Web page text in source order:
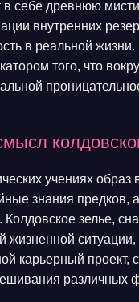
в себе древнюю
внутренних
в реальной жизни.
того, что
учениях образ
знания предков,
зелье,
ситуации,
карьерный проект,
различных